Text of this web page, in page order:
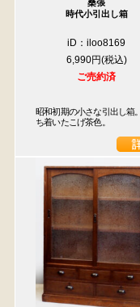
桑張
時代小引出し箱
iD：iloo8169
6,990円
ご売約済
昭和初期の小さな引出し箱
ち着いたこげ茶色。